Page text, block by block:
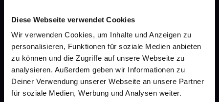
Diese Webseite verwendet Cookies
Wir verwenden Cookies, um Inhalte und Anzeigen zu
personalisieren, Funktionen für soziale Medien anbieten
zu können und die Zugriffe auf unsere Webseite zu
analysieren. Außerdem geben wir Informationen zu
Deiner Verwendung unserer Webseite an unsere Partner
für soziale Medien, Werbung und Analysen weiter.
gesund.de
Karriere